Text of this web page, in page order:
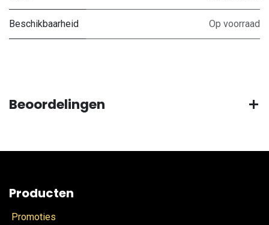
Beschikbaarheid Op voorraad
Beoordelingen
Producten
Promoties